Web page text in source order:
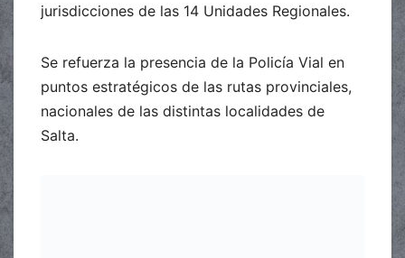
jurisdicciones de las 14 Unidades Regionales.
Se refuerza la presencia de la Policía Vial en
puntos estratégicos de las rutas provinciales,
nacionales de las distintas localidades de
Salta.